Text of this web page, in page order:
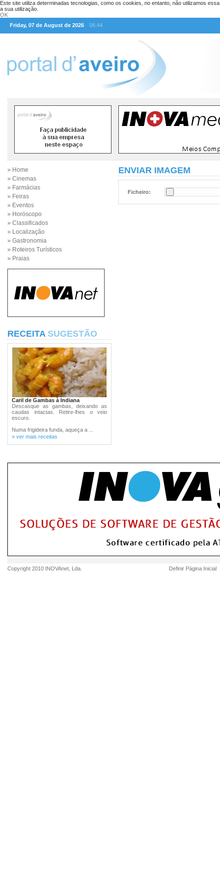
Este site utiliza determinadas tecnologias, como os cookies, no entanto, não utilizamos
a sua utilização.
OK
Friday, 07 de August de 2026
06:44
» Home
» Cinemas
» Farmácias
» Feiras
» Eventos
» Horóscopo
» Classificados
» Localização
» Gastronomia
» Roteiros Turísticos
» Praias
RECEITA SUGESTÃO
Caril de Gambas à Indiana
Descasque as gambas, deixando as
caudas intactas. Retire-lhes o veio
escuro.
Numa frigideira funda, aqueça a ...
» ver mais receitas
ENVIAR IMAGEM
Ficheiro:
Copyright 2010 INOVAnet , Lda. Definir Página Inicial